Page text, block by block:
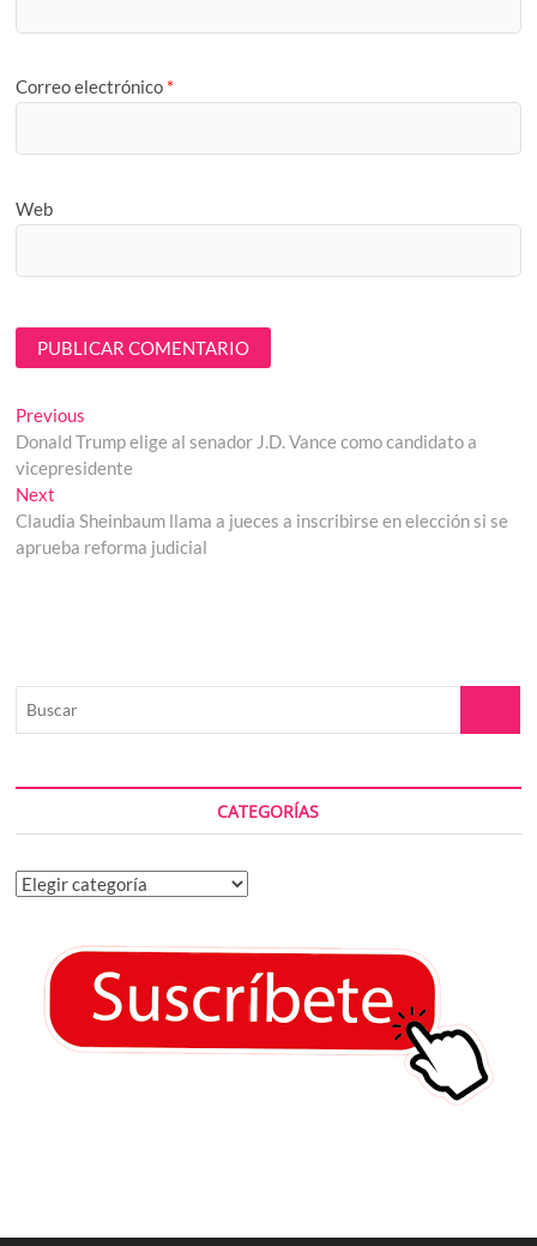
Correo electrónico *
Web
Navegación
de
entradas
Previous
post:
Donald Trump elige al senador J.D. Vance como candidato a
vicepresidente
Next
post:
Claudia Sheinbaum llama a jueces a inscribirse en elección si se
aprueba reforma judicial
CATEGORÍAS
Categorías